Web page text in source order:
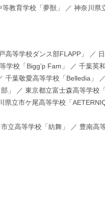
教育学校「夢獣」 ／ 神奈川県
等学校ダンス部FLAPP」 ／
学校「Bigg’p Fam」 ／ 千葉英
千葉敬愛高等学校「Belledia」
」 ／ 東京都立富士森高等学校
立市ケ尾高等学校「
立高等学校「紡舞」 ／ 豊南高